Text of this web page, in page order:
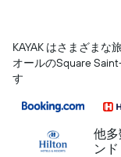
KAYAK はさまざまな
オール​のSquare
す
他
ンド